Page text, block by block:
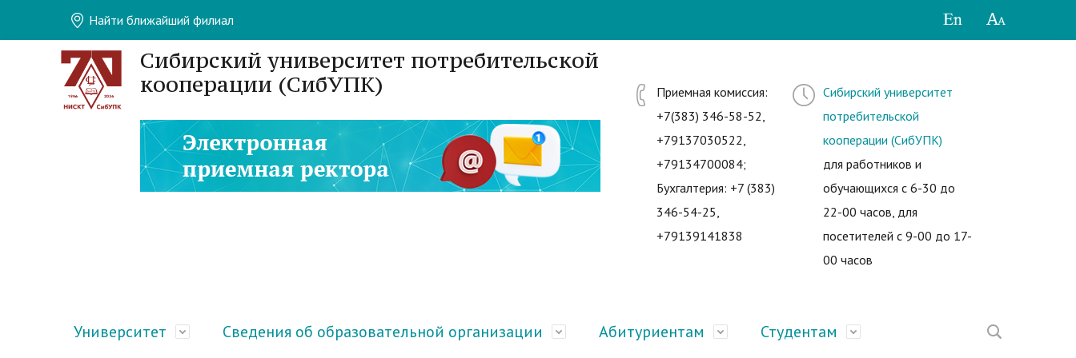
Найти ближайший филиал
Сибирский университет потребительской
кооперации (СибУПК)
Приемная комиссия:
+7(383) 346-58-52,
+79137030522,
+79134700084;
Бухгалтерия: +7 (383)
346-54-25,
+79139141838
Сибирский университет
потребительской
кооперации (СибУПК)
для работников и
обучающихся с 6-30 до
22-00 часов, для
посетителей с 9-00 до 17-
00 часов
Университет Сведения об образовательной организации Абитуриентам Студентам